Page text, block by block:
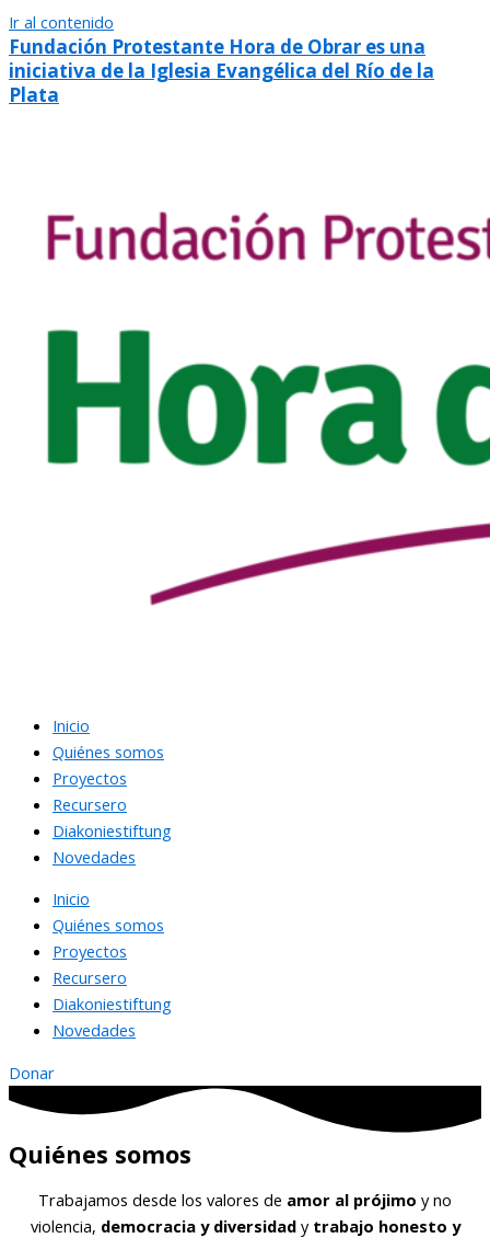
Ir al contenido
Fundación Protestante Hora de Obrar es una
iniciativa de la Iglesia Evangélica del Río de la
Plata
Inicio
Quiénes somos
Proyectos
Recursero
Diakoniestiftung
Novedades
Inicio
Quiénes somos
Proyectos
Recursero
Diakoniestiftung
Novedades
Donar
Quiénes somos
Trabajamos desde los valores de amor al prójimo y no
violencia, democracia y diversidady trabajo honesto y